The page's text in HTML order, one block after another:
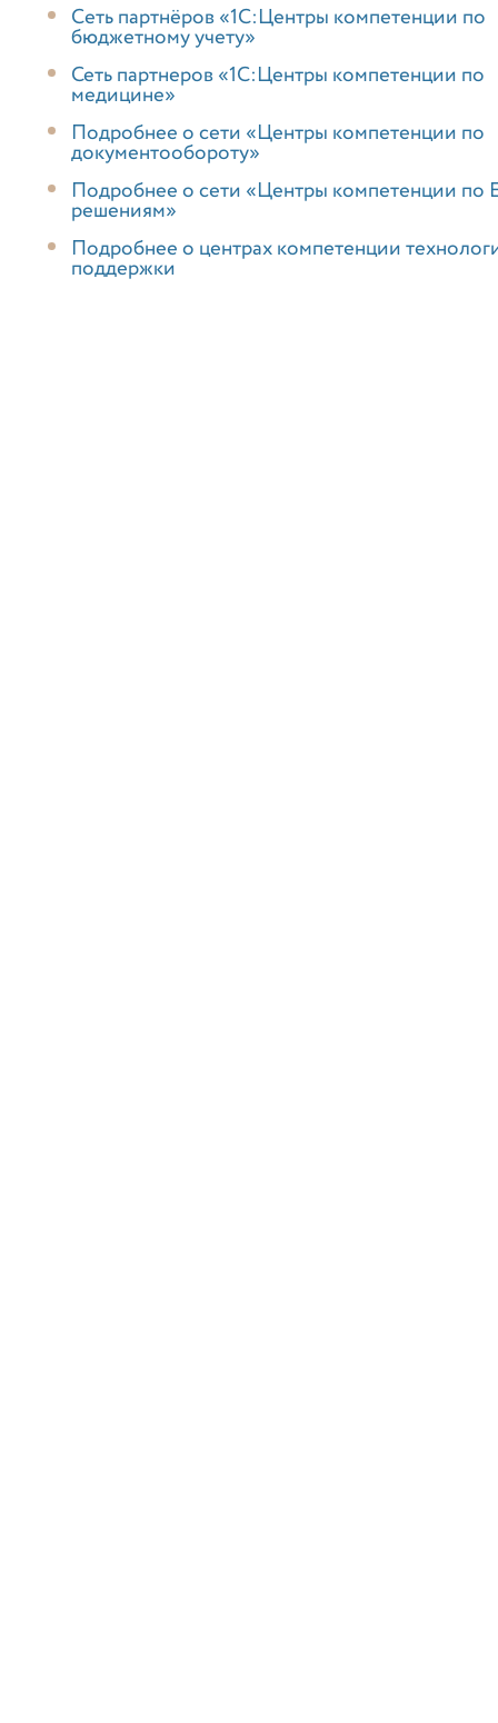
Cеть партнёров «1С:Центры компетенции по
бюджетному учету»
Сеть партнеров «1С:Центры компетенции по
медицине»
Подробнее о сети «Центры компетенции по
документообороту»
Подробнее о сети «Центры компетенции по
решениям»
Подробнее о центрах компетенции
поддержки